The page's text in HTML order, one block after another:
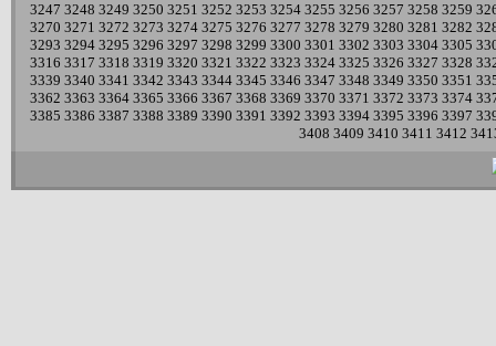
3247 3248 3249 3250 3251 3252 3253 3254 3255 3256 3257 3258 3259
3270 3271 3272 3273 3274 3275 3276 3277 3278 3279 3280 3281 3282
3293 3294 3295 3296 3297 3298 3299 3300 3301 3302 3303 3304 3305
3316 3317 3318 3319 3320 3321 3322 3323 3324 3325 3326 3327 3328
3339 3340 3341 3342 3343 3344 3345 3346 3347 3348 3349 3350 3351
3362 3363 3364 3365 3366 3367 3368 3369 3370 3371 3372 3373 3374
3385 3386 3387 3388 3389 3390 3391 3392 3393 3394 3395 3396 3397
3408 3409 3410 3411 3412